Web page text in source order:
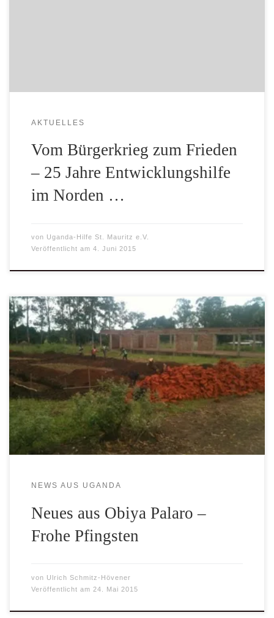
AKTUELLES
Vom Bürgerkrieg zum Frieden
– 25 Jahre Entwicklungshilfe
im Norden …
von Uganda-Hilfe St. Mauritz e.V.
Veröffentlicht am 4. Juni 2015
Pfingstsonntag erreichte uns folgende Mail von Fr. Cyprian
aus Obiya Palaro: Dear friends of Uganda-Help and parish
of St. Mauriz Münster. Pentecost Greetings from St.
Mauritz Obiya Palaro. The work on the Dormitory has
officially startet. In six months or less it should completed.
We hope that next academic year our school […]
NEWS AUS UGANDA
Neues aus Obiya Palaro –
Frohe Pfingsten
von Ulrich Schmitz-Hövener
Veröffentlicht am 24. Mai 2015